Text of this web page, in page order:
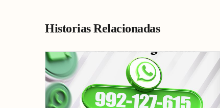
Historias Relacionadas